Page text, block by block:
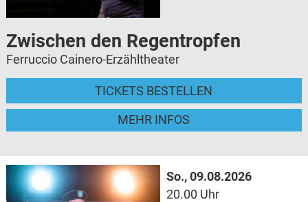
Zwischen den Regentropfen
Ferruccio Cainero-Erzähltheater
TICKETS BESTELLEN
MEHR INFOS
So., 09.08.2026
20.00 Uhr